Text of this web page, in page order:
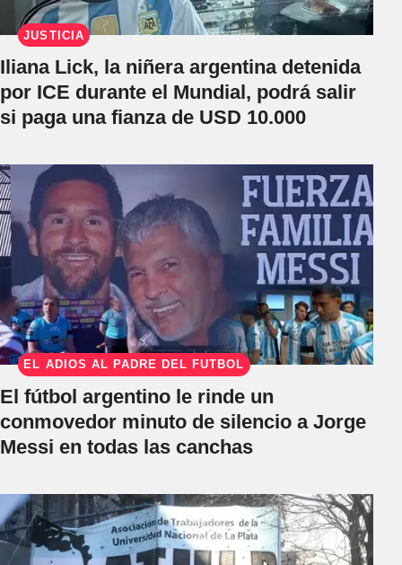
JUSTICIA
Iliana Lick, la niñera argentina detenida
por ICE durante el Mundial, podrá salir
si paga una fianza de USD 10.000
EL ADIÓS AL PADRE DEL FÚTBOL
El fútbol argentino le rinde un
conmovedor minuto de silencio a Jorge
Messi en todas las canchas